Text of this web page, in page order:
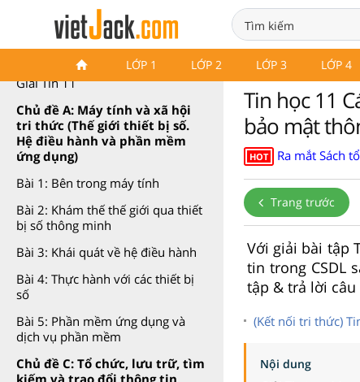
LỚP 1 LỚP 2 LỚP 3 LỚP 4
Tin học 11 Cánh diều
Giải Tin 11
Chủ đề A: Máy tính và xã hội
tri thức (Thế giới thiết bị số.
Hệ điều hành và phần mềm
ứng dụng)
Bài 1: Bên trong máy tính
Bài 2: Khám thế thế giới qua thiết
bị số thông minh
Bài 3: Khái quát về hệ điều hành
Bài 4: Thực hành với các thiết bị
số
Bài 5: Phần mềm ứng dụng và
dịch vụ phần mềm
Chủ đề C: Tổ chức, lưu trữ, tìm
kiếm và trao đổi thông tin
Tin học 11
bảo mật
HOT Ra mắt Sách
Trang trước
Với giải bài tập
tin trong CSDL
tập & trả lời câu
(Kết nối tri thức)
Nội dung